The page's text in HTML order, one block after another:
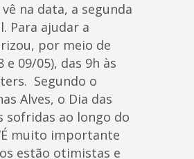
na data, a segunda
Para ajudar a
por meio de
09/05), das 9h às
Segundo o
Alves, o Dia das
sofridas ao longo do
muito importante
estão otimistas e